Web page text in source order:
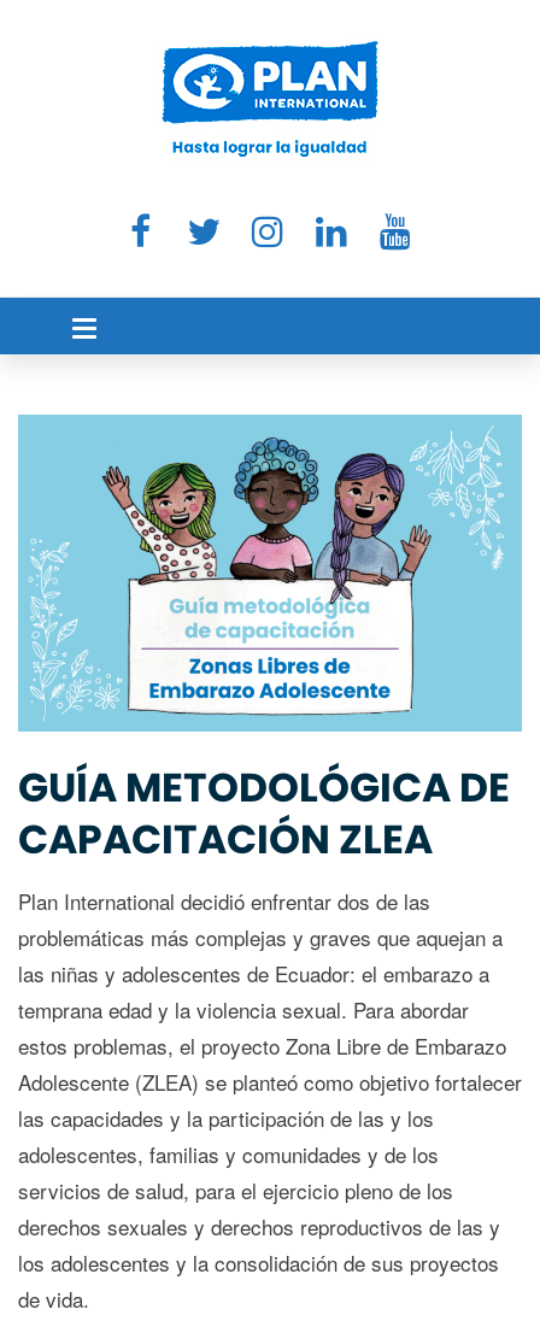
GUÍA METODOLÓGICA DE
CAPACITACIÓN ZLEA
Plan International decidió enfrentar dos de las
problemáticas más complejas y graves que aquejan a
las niñas y adolescentes de Ecuador: el embarazo a
temprana edad y la violencia sexual. Para abordar
estos problemas, el proyecto Zona Libre de Embarazo
Adolescente (ZLEA) se planteó como objetivo fortalecer
las capacidades y la participación de las y los
adolescentes, familias y comunidades y de los
servicios de salud, para el ejercicio pleno de los
derechos sexuales y derechos reproductivos de las y
los adolescentes y la consolidación de sus proyectos
de vida.